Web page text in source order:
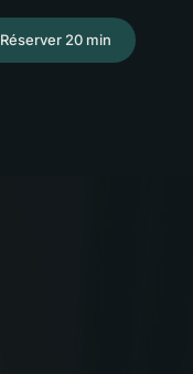
Réserver 20 min